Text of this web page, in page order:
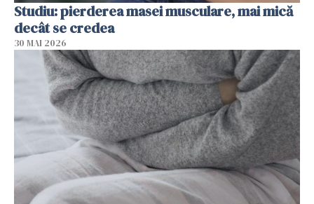
Studiu: pierderea masei musculare, mai mică
decât se credea
30 MAI 2026